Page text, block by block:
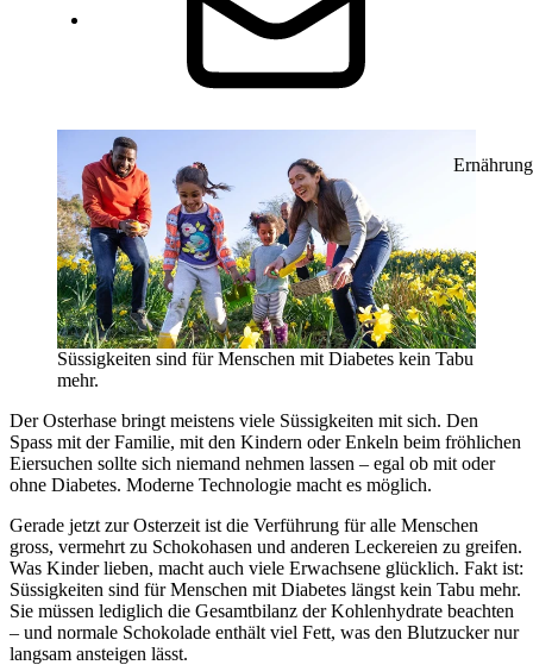
Ernährung
Süssigkeiten sind für Menschen mit Diabetes kein Tabu
mehr.
Der Osterhase bringt meistens viele Süssigkeiten mit sich. Den
Spass mit der Familie, mit den Kindern oder Enkeln beim fröhlichen
Eiersuchen sollte sich niemand nehmen lassen – egal ob mit oder
ohne Diabetes. Moderne Technologie macht es möglich.
Gerade jetzt zur Osterzeit ist die Verführung für alle Menschen
gross, vermehrt zu Schokohasen und anderen Leckereien zu greifen.
Was Kinder lieben, macht auch viele Erwachsene glücklich. Fakt ist:
Süssigkeiten sind für Menschen mit Diabetes längst kein Tabu mehr.
Sie müssen lediglich die Gesamtbilanz der Kohlenhydrate beachten
– und normale Schokolade enthält viel Fett, was den Blutzucker nur
langsam ansteigen lässt.